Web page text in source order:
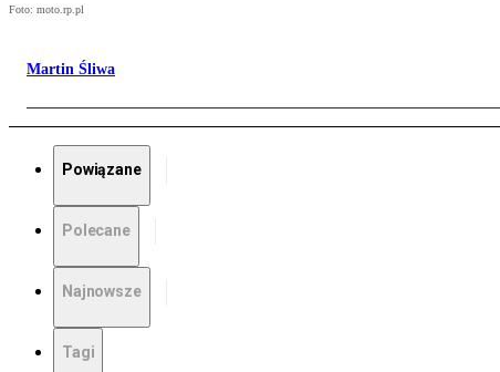
Foto: moto.rp.pl
Martin Śliwa
Powiązane
Polecane
Najnowsze
Tagi